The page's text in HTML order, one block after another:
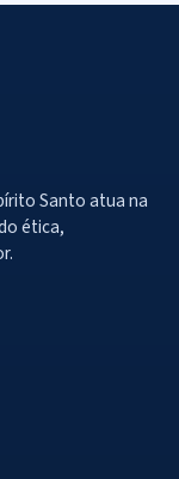
Santo atua na
ética,